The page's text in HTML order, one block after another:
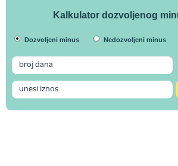
Kalkulator dozvoljenog
Dozvoljeni minus Nedozvoljeni minus